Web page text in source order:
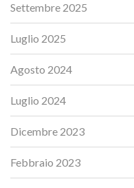
Settembre 2025
Luglio 2025
Agosto 2024
Luglio 2024
Dicembre 2023
Febbraio 2023